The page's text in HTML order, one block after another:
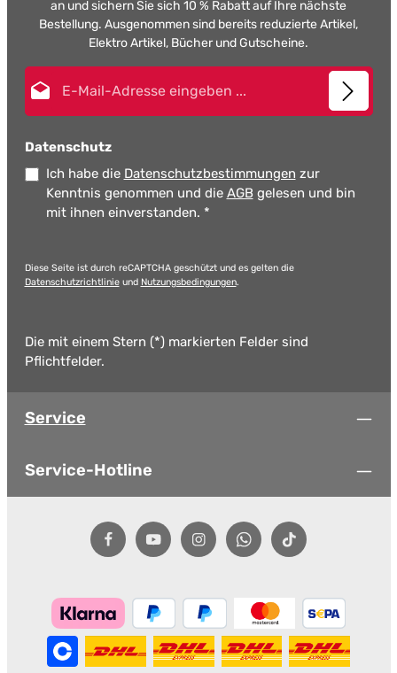
an und sichern Sie sich 10 % Rabatt auf Ihre nächste
Bestellung. Ausgenommen sind bereits reduzierte Artikel,
Elektro Artikel, Bücher und Gutscheine.
Datenschutz
Ich habe die Datenschutzbestimmungen zur
Kenntnis genommen und die AGB gelesen und bin
mit ihnen einverstanden. *
Diese Seite ist durch reCAPTCHA geschützt und es gelten die
Datenschutzrichtlinieund Nutzungsbedingungen.
Die mit einem Stern (*) markierten Felder sind
Pflichtfelder.
Service
Service-Hotline